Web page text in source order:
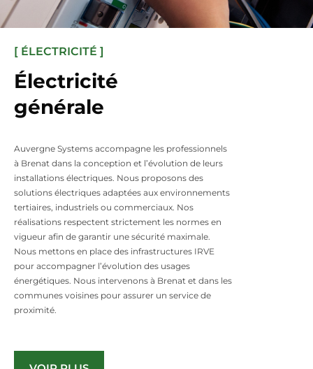
[ ÉLECTRICITÉ ]
Électricité
générale
Auvergne Systems accompagne les professionnels
à Brenat dans la conception et l’évolution de leurs
installations électriques. Nous proposons des
solutions électriques adaptées aux environnements
tertiaires, industriels ou commerciaux. Nos
réalisations respectent strictement les normes en
vigueur afin de garantir une sécurité maximale.
Nous mettons en place des infrastructures IRVE
pour accompagner l’évolution des usages
énergétiques. Nous intervenons à Brenat et dans les
communes voisines pour assurer un service de
proximité.